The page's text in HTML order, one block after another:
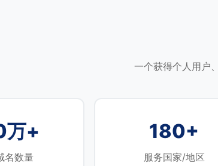
一个获得个人用户
万+
名数量
180+
服务国家/地区